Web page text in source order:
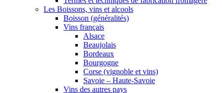
Les Boissons, vins et alcools
Boisson (généralités)
Vins français
Alsace
Beaujolais
Bordeaux
Bourgogne
Corse (vignoble et vins)
Savoie – Haute-Savoie
Vins des autres pays